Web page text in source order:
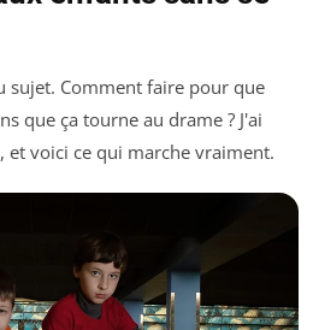
Comment faire pour que
que ça tourne au drame ? J'ai
et voici ce qui marche vraiment.